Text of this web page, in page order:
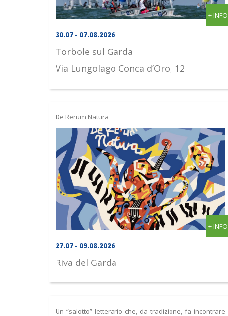
+ INFO
30.07 - 07.08.2026
Torbole sul Garda
Via Lungolago Conca d’Oro, 12
De Rerum Natura
+ INFO
27.07 - 09.08.2026
Riva del Garda
Un “salotto” letterario che, da tradizione, fa incontrare